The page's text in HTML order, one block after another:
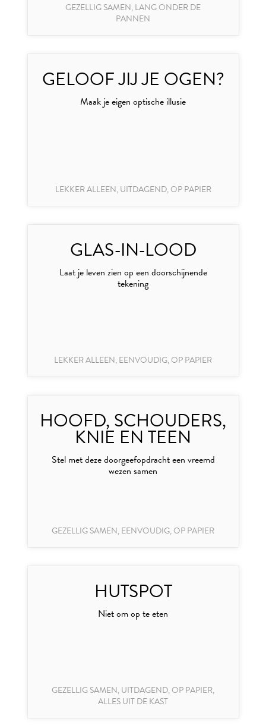
GEZELLIG SAMEN, LANG ONDER DE
PANNEN
GELOOF JIJ JE OGEN?
Maak je eigen optische illusie
LEKKER ALLEEN, UITDAGEND, OP PAPIER
GLAS-IN-LOOD
Laat je leven zien op een doorschijnende
tekening
LEKKER ALLEEN, EENVOUDIG, OP PAPIER
HOOFD, SCHOUDERS,
KNIE EN TEEN
Stel met deze doorgeefopdracht een vreemd
wezen samen
GEZELLIG SAMEN, EENVOUDIG, OP PAPIER
HUTSPOT
Niet om op te eten
GEZELLIG SAMEN, UITDAGEND, OP PAPIER,
ALLES UIT DE KAST